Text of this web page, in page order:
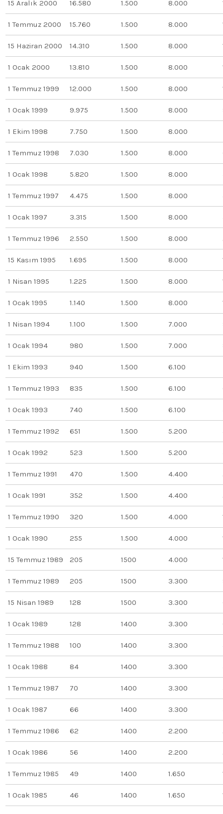
15 Aralık 2000 16.580 1.500 8.000
1 Temmuz 2000 15.760 1.500 8.000
15 Haziran 2000 14.310 1.500 8.000
1 Ocak 2000 13.810 1.500 8.000
1 Temmuz 1999 12.000 1.500 8.000
1 Ocak 1999 9.975 1.500 8.000
1 Ekim 1998 7.750 1.500 8.000
1 Temmuz 1998 7.030 1.500 8.000
1 Ocak 1998 5.820 1.500 8.000
1 Temmuz 1997 4.475 1.500 8.000
1 Ocak 1997 3.315 1.500 8.000
1 Temmuz 1996 2.550 1.500 8.000
15 Kasım 1995 1.695 1.500 8.000
1 Nisan 1995 1.225 1.500 8.000
1 Ocak 1995 1.140 1.500 8.000
1 Nisan 1994 1.100 1.500 7.000
1 Ocak 1994 980 1.500 7.000
1 Ekim 1993 940 1.500 6.100
1 Temmuz 1993 835 1.500 6.100
1 Ocak 1993 740 1.500 6.100
1 Temmuz 1992 651 1.500 5.200
1 Ocak 1992 523 1.500 5.200
1 Temmuz 1991 470 1.500 4.400
1 Ocak 1991 352 1.500 4.400
1 Temmuz 1990 320 1.500 4.000
1 Ocak 1990 255 1.500 4.000
15 Temmuz 1989 205 1500 4.000
1 Temmuz 1989 205 1500 3.300
15 Nisan 1989 128 1500 3.300
1 Ocak 1989 128 1400 3.300
1 Temmuz 1988 100 1400 3.300
1 Ocak 1988 84 1400 3.300
1 Temmuz 1987 70 1400 3.300
1 Ocak 1987 66 1400 3.300
1 Temmuz 1986 62 1400 2.200
1 Ocak 1986 56 1400 2.200
1 Temmuz 1985 49 1400 1.650
1 Ocak 1985 46 1400 1.650